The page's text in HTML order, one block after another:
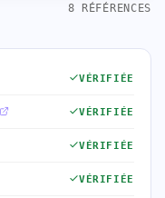
8 RÉFÉRENCES
VÉRIFIÉE
VÉRIFIÉE
VÉRIFIÉE
VÉRIFIÉE